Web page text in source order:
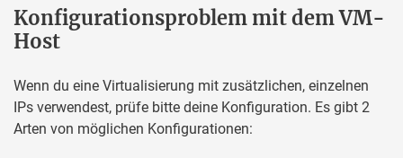
Konfigurationsproblem mit dem VM-
Host
Wenn du eine Virtualisierung mit zusätzlichen, einzelnen
IPs verwendest, prüfe bitte deine Konfiguration. Es gibt 2
Arten von möglichen Konfigurationen: